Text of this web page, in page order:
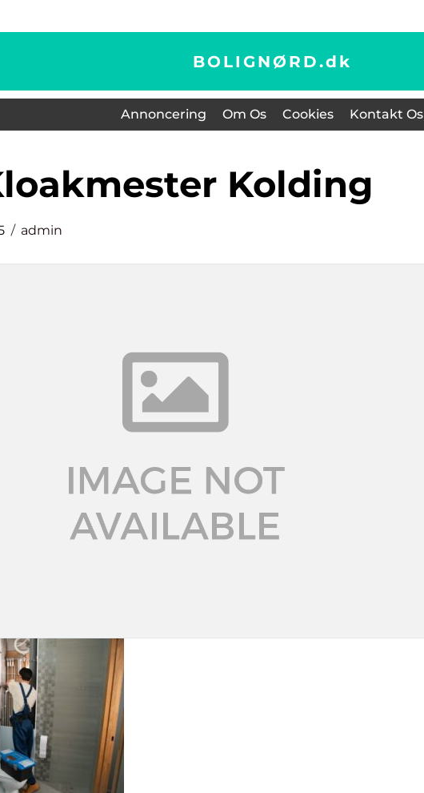
BOLIGNØRD.dk
Annoncering Om Os Cookies Kontakt Os
kloakmester Kolding
admin